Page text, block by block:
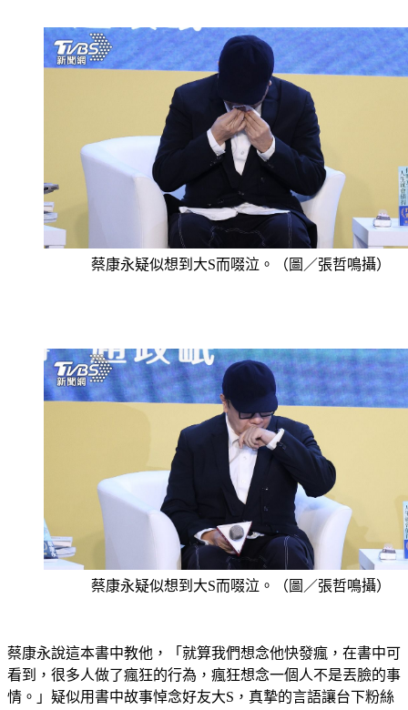
蔡康永疑似想到大S而啜泣。（圖／張哲鳴攝）
蔡康永疑似想到大S而啜泣。（圖／張哲鳴攝）
蔡康永說這本書中教他，「就算我們想念他快發瘋，在書中可
看到，很多人做了瘋狂的行為，瘋狂想念一個人不是丟臉的事
情。」疑似用書中故事悼念好友大S，真摯的言語讓台下粉絲